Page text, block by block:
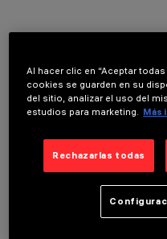
DATOS
Al hacer clic en “Aceptar
cookies se guarden en su
del sitio, analizar el uso del
estudios para marketing. Más
Rechazarlas todas